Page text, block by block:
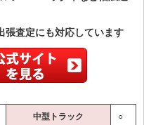
張査定にも対応しています
中型トラック ○